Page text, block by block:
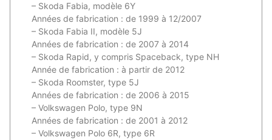
– Skoda Fabia, modèle 6Y
Années de fabrication : de 1999 à 12/2007
– Skoda Fabia II, modèle 5J
Années de fabrication : de 2007 à 2014
– Skoda Rapid, y compris Spaceback, type NH
Année de fabrication : à partir de 2012
– Skoda Roomster, type 5J
Années de fabrication : de 2006 à 2015
– Volkswagen Polo, type 9N
Années de fabrication : de 2001 à 2012
– Volkswagen Polo 6R, type 6R